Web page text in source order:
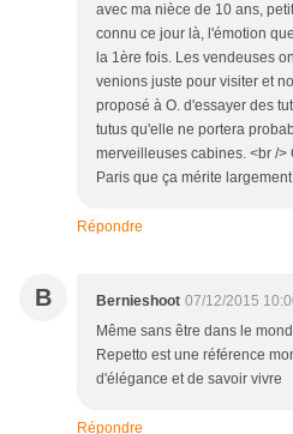
avec ma nièce de 10 ans,
connu ce jour là, l'émotion
la 1ère fois. Les vendeuses
venions juste pour visiter et
proposé à O. d'essayer des
tutus qu'elle ne portera
merveilleuses cabines. <br /
Paris que ça mérite
Répondre
B Bernieshoot 07/12/2015
Même sans être dans le
Repetto est une référence
d'élégance et de savoir vivre
Répondre